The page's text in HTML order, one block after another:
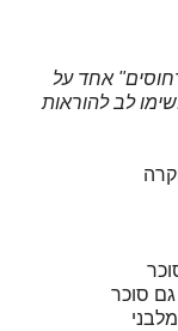
אחד על
לב להוראות
סוכר